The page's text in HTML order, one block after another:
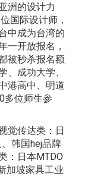
洲的设计力
国际设计师，
中成为台湾的
一开放报名，
被秒杀报名额
、成功大学、
港高中、明道
多位师生参
觉传达类：日
韩国hej品牌
：日本MTDO
加坡家具工业